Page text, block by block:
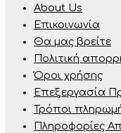
About Us
Επικοινωνία
Θα μας βρείτε
Πολιτική
Όροι χρήσης
Επεξεργασία
Τρόποι
Πληροφορίες